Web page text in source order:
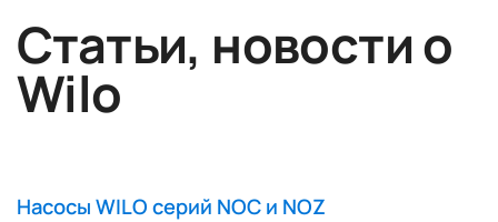
Статьи, новости о
Wilo
Насосы WILO серий NOC и NOZ